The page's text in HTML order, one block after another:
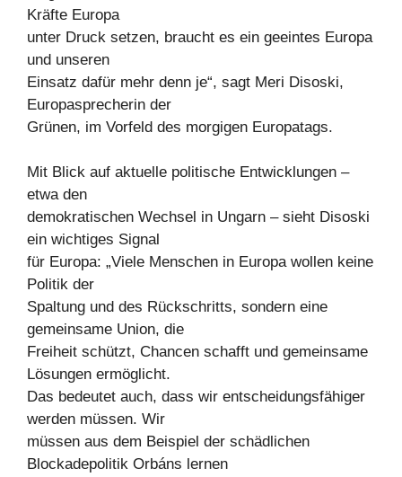
Kräfte Europa
unter Druck setzen, braucht es ein geeintes Europa
und unseren
Einsatz dafür mehr denn je“, sagt Meri Disoski,
Europasprecherin der
Grünen, im Vorfeld des morgigen Europatags.
Mit Blick auf aktuelle politische Entwicklungen –
etwa den
demokratischen Wechsel in Ungarn – sieht Disoski
ein wichtiges Signal
für Europa: „Viele Menschen in Europa wollen keine
Politik der
Spaltung und des Rückschritts, sondern eine
gemeinsame Union, die
Freiheit schützt, Chancen schafft und gemeinsame
Lösungen ermöglicht.
Das bedeutet auch, dass wir entscheidungsfähiger
werden müssen. Wir
müssen aus dem Beispiel der schädlichen
Blockadepolitik Orbáns lernen